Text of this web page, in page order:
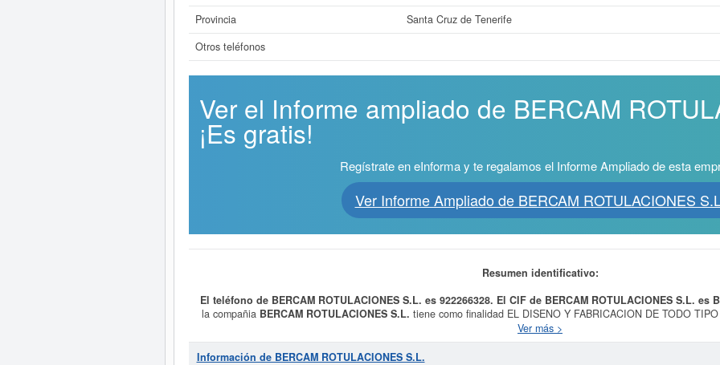
Provincia
Santa Cruz de Tenerife
Otros teléfonos
Ver el Informe ampliado de BERCAM
¡Es gratis!
Regístrate en eInforma y te regalamos el Informe Ampliado de esta
Ver Informe Ampliado de BERCAM ROTULACIONES
Resumen identificativo:
El teléfono de BERCAM ROTULACIONES S.L. es 922266328. El CIF de BERCAM ROTULACIONES S.L. es
la compañia BERCAM ROTULACIONES S.L. tiene como finalidad EL DISENO Y FABRICACION DE TODO
FACETAS, LA FABRICACION, CONFECCION, REPRESENTACION, DISTRIBUCION, VENTA E
CORONAS, PERSIANAS, ASI COMO SU MONTAJE.. Su categoría CNAE es 1812 - Otras actividades de
clasificación del Sistema Internacional de Clasificación de empresas corresponde al número 27590000. El
Ver más >
Información de BERCAM ROTULACIONES S.L.